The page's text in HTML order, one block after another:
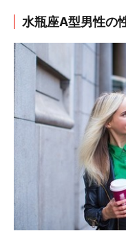
水瓶座A型男性の